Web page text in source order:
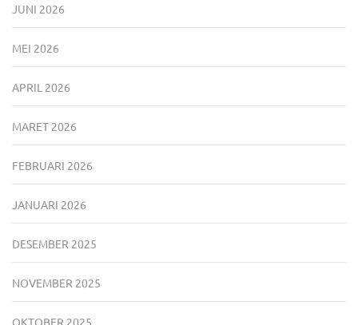
JUNI 2026
MEI 2026
APRIL 2026
MARET 2026
FEBRUARI 2026
JANUARI 2026
DESEMBER 2025
NOVEMBER 2025
OKTOBER 2025